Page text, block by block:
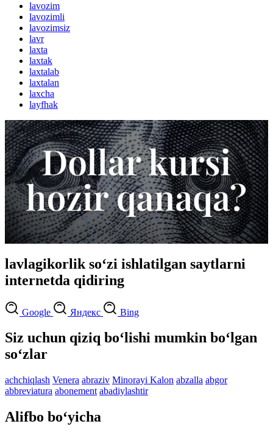
lavozim
lavozimli
lavozimsiz
lavr
laxta
laxtak
laxtalab
laxtalan
laxcha
layfhak
lavlagikorlik so‘zi ishlatilgan saytlarni
internetda qidiring
Google Яндекс Bing
Siz uchun qiziq bo‘lishi mumkin bo‘lgan
so‘zlar
achchiqlash Venera abraziv Minorayi Kalon abzalla abgor
abbreviatura abonement abadiylashtir
Alifbo bo‘yicha